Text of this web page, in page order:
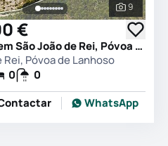
Ver
9
€
Quinta T0 em São João de Rei, Póvoa de Lanhoso
Rei, Póvoa de Lanhoso
0
0
WhatsApp